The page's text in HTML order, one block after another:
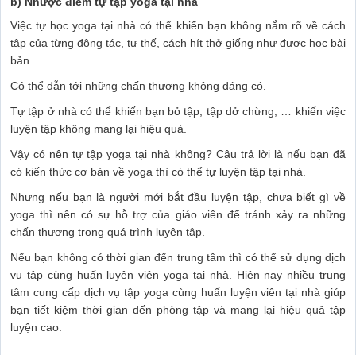
Việc tự học yoga tại nhà có thể khiến bạn không nắm rõ về cách
tập của từng động tác, tư thế, cách hít thở giống như được học bài
bản.
Có thể dẫn tới những chấn thương không đáng có.
Tự tập ở nhà có thể khiến bạn bỏ tập, tập dở chừng, … khiến việc
luyện tập không mang lại hiệu quả.
Vậy có nên tự tập yoga tại nhà không? Câu trả lời là nếu bạn đã
có kiến thức cơ bản về yoga thì có thể tự luyện tập tại nhà.
Nhưng nếu bạn là người mới bắt đầu luyện tập, chưa biết gì về
yoga thì nên có sự hỗ trợ của giáo viên để tránh xảy ra những
chấn thương trong quá trình luyện tập.
Nếu bạn không có thời gian đến trung tâm thì có thể sử dụng dịch
vụ tập cùng huấn luyện viên yoga tại nhà. Hiện nay nhiều trung
tâm cung cấp dịch vụ tập yoga cùng huấn luyện viên tại nhà giúp
bạn tiết kiệm thời gian đến phòng tập và mang lại hiệu quả tập
luyện cao.